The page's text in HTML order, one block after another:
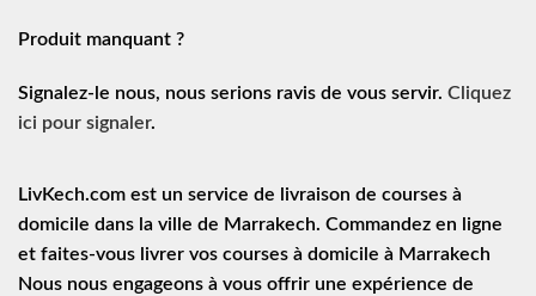
Produit manquant ?
Signalez-le nous, nous serions ravis de vous servir. Cliquez
ici pour signaler.
LivKech.com est un service de
livraison de courses à
domicile dans la ville de Marrakech. Commandez en ligne
et faites-vous livrer vos courses à domicile à Marrakech
Nous nous engageons à vous offrir une expérience de